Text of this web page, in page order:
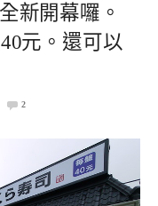
新開幕囉。
元。還可以
2